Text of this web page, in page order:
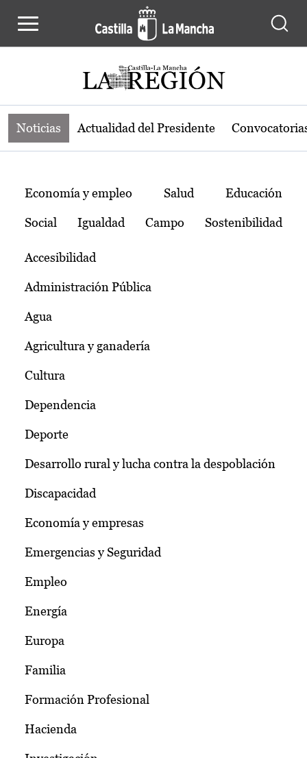
Noticias de la región de Castilla-La
Noticias Actualidad del Presidente
Temas
Economía y empleo Salud Educación
Social Igualdad Campo Sostenibilidad
Accesibilidad
Administración Pública
Agua
Agricultura y ganadería
Cultura
Dependencia
Deporte
Desarrollo rural y lucha contra la despoblación
Discapacidad
Economía y empresas
Emergencias y Seguridad
Empleo
Energía
Europa
Familia
Formación Profesional
Hacienda